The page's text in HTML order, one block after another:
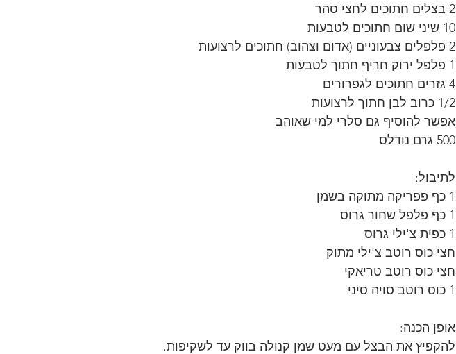
2 בצלים חתוכים לחצי סהר
10 שיני שום חתוכים לטבעות
2 פלפלים צבעוניים (אדום וצהוב) חתוכים לרצועות
1 פלפל ירוק חריף חתוך לטבעות
4 גזרים חתוכים לגפרורים
1/2 כרוב לבן חתוך לרצועות
אפשר להוסיף גם סלרי למי שאוהב
500 גרם נודלס
לתיבול:
1 כף פפריקה מתוקה בשמן
1 כף פלפל שחור גרוס
1 כפית צ'ילי גרוס
חצי כוס רוטב צ'ילי מתוק
חצי כוס רוטב טריאקי
1 כוס רוטב סויה סיני
אופן הכנה:
להקפיץ את הבצל עם מעט שמן קנולה בווק עד לשקיפות.